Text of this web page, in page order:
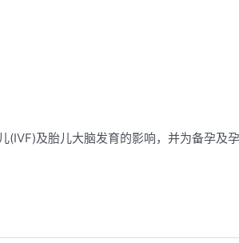
及胎儿大脑发育的影响，并为备孕及